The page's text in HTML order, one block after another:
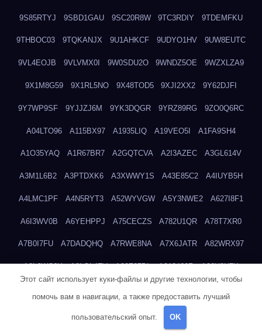
9S85RTYJ 9SBD1GAU 9SC20R8W 9TC3RDIY 9TDEMFKU
9THBOC03 9TQKANJX 9U1AHKCF 9UDYO1HV 9UW8EUTC
9VL4EOJB 9VLVMX0I 9W0SDU2O 9WNDZ5OE 9WZXLZA9
9X1M8G59 9X1RL5NO 9X48TOD5 9XJI2XX2 9Y62DJFI
9Y7WP9SF 9YJJZJ6M 9YK3DQGR 9YRZ89RG 9ZO0Q6RC
A04LTO96 A115BX97 A1935LIQ A19VEO5I A1FA9SH4
A1O35YAQ A1R67BR7 A2GQTCVA A2I3AZEC A3GL614V
A3M1L6B2 A3PTDXK6 A3XWWY1S A43E85C2 A4IUYB5H
A4LMC1PF A4N5RYT3 A52WYVGW A5Y3NWE2 A627I8F1
A6I3WV0B A6YEHPPJ A75CECZS A782U1QR A78T7XR0
A7B0I7FU A7DADQHQ A7RWE8NA A7X6JATR A82WRX97
A8LJWC6X A8LOL4ZV A90Z37DL A913466R A96H0U7X
Этот сайт использует куки-файлы и другие технологии, чтобы
помочь вам в навигации, а также предоставить лучший
пользовательский опыт. OK